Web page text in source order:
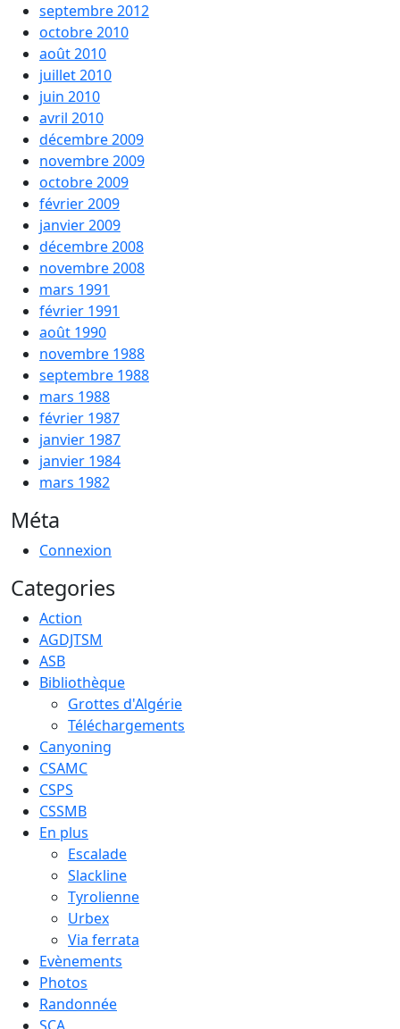
septembre 2012
octobre 2010
août 2010
juillet 2010
juin 2010
avril 2010
décembre 2009
novembre 2009
octobre 2009
février 2009
janvier 2009
décembre 2008
novembre 2008
mars 1991
février 1991
août 1990
novembre 1988
septembre 1988
mars 1988
février 1987
janvier 1987
janvier 1984
mars 1982
Méta
Connexion
Categories
Action
AGDJTSM
ASB
Bibliothèque
Grottes d'Algérie
Téléchargements
Canyoning
CSAMC
CSPS
CSSMB
En plus
Escalade
Slackline
Tyrolienne
Urbex
Via ferrata
Evènements
Photos
Randonnée